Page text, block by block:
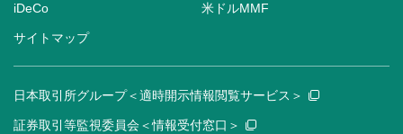
iDeCo 米ドルMMF
サイトマップ
日本取引所グループ＜適時開示情報閲覧サービス＞
証券取引等監視委員会＜情報受付窓口＞